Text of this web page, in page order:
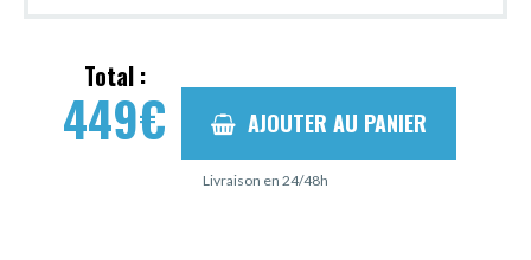
Total :
449€ AJOUTER AU PANIER
Livraison en 24/48h